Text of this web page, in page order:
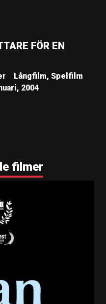
FÖR EN
Långfilm, Spelfilm
2004
filmer